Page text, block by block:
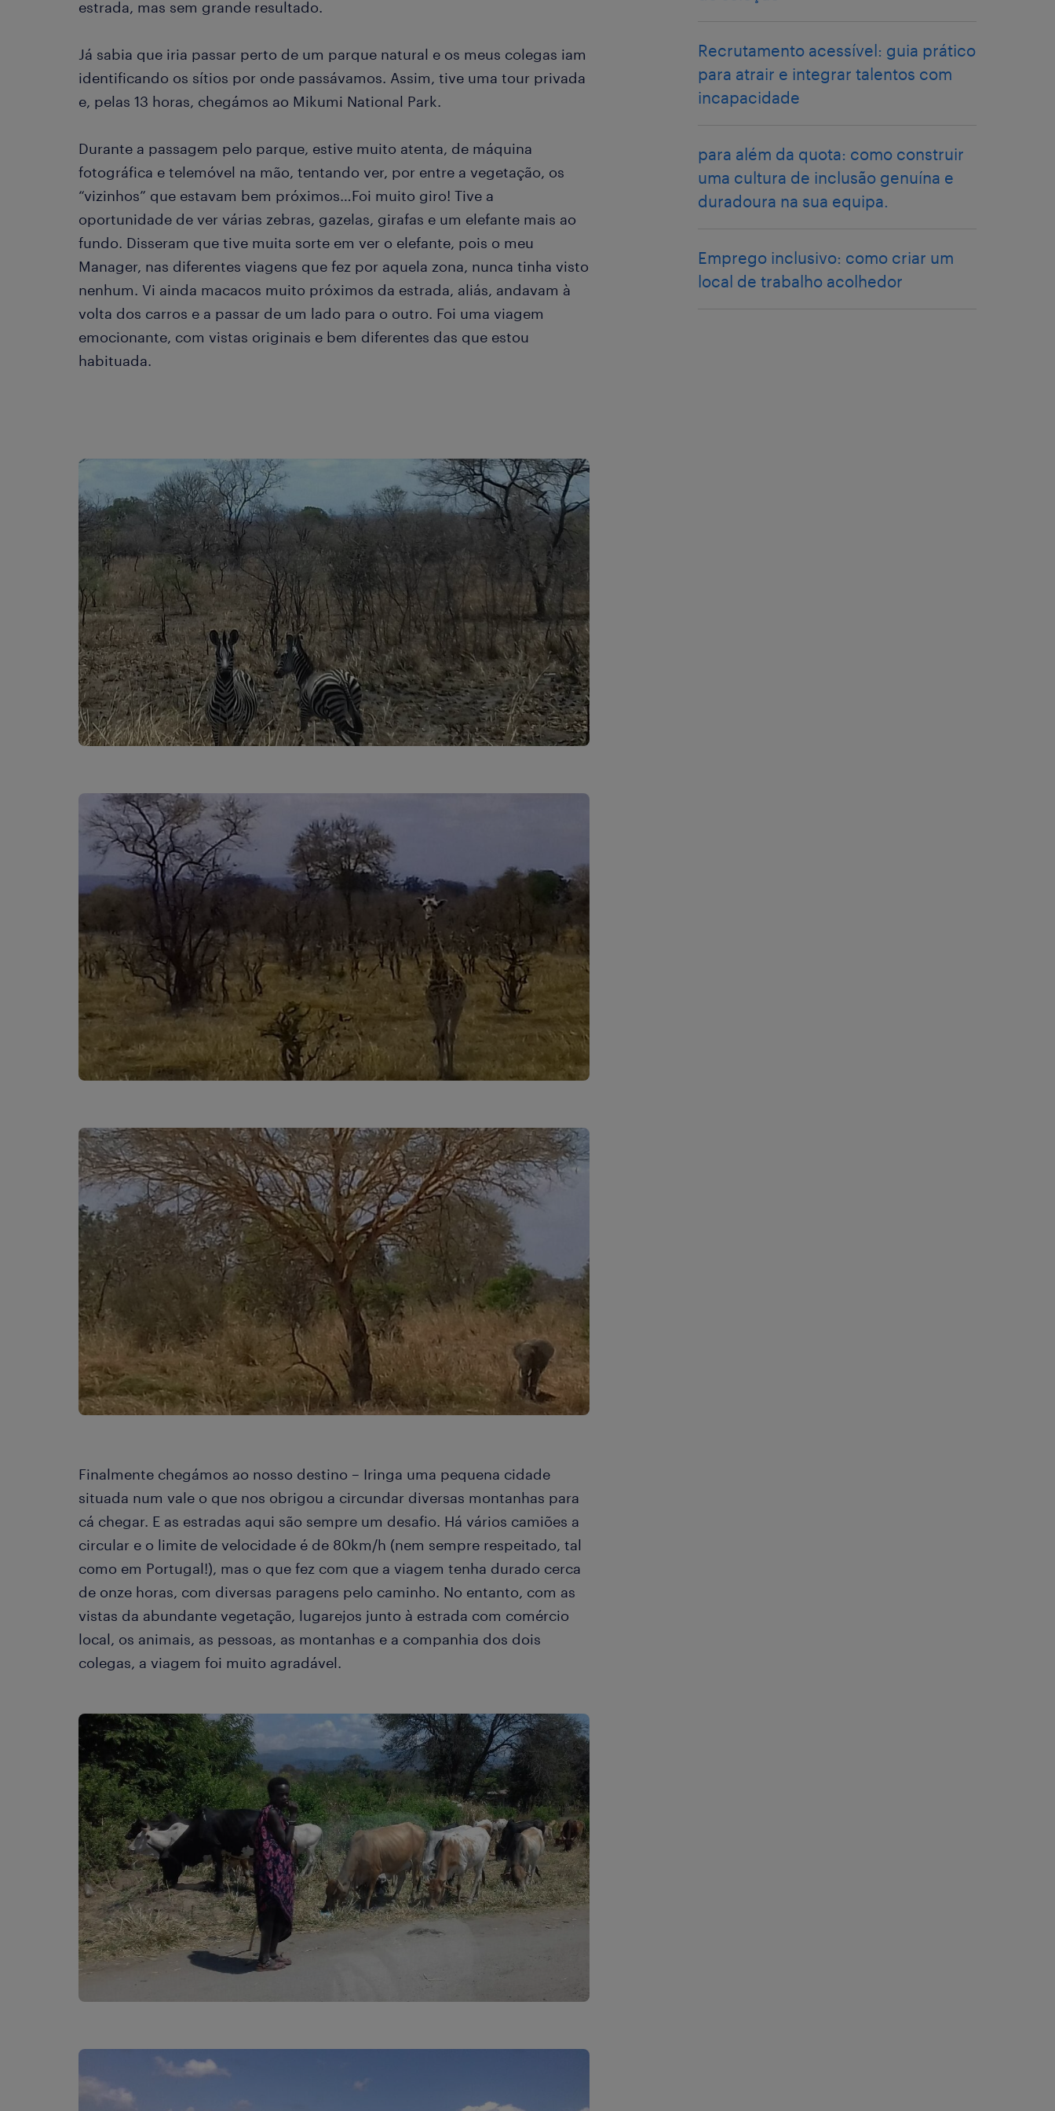
estrada, mas sem grande resultado.
Já sabia que iria passar perto de um parque natural e os meus colegas iam
identificando os sítios por onde passávamos. Assim, tive uma tour privada
e, pelas 13 horas, chegámos ao Mikumi National Park.
Durante a passagem pelo parque, estive muito atenta, de máquina
fotográfica e telemóvel na mão, tentando ver, por entre a vegetação, os
“vizinhos” que estavam bem próximos…Foi muito giro! Tive a
oportunidade de ver várias zebras, gazelas, girafas e um elefante mais ao
fundo. Disseram que tive muita sorte em ver o elefante, pois o meu
Manager, nas diferentes viagens que fez por aquela zona, nunca tinha visto
nenhum. Vi ainda macacos muito próximos da estrada, aliás, andavam à
volta dos carros e a passar de um lado para o outro. Foi uma viagem
emocionante, com vistas originais e bem diferentes das que estou
habituada.
Finalmente chegámos ao nosso destino – Iringa uma pequena cidade
situada num vale o que nos obrigou a circundar diversas montanhas para
cá chegar. E as estradas aqui são sempre um desafio. Há vários camiões a
circular e o limite de velocidade é de 80km/h (nem sempre respeitado, tal
como em Portugal!), mas o que fez com que a viagem tenha durado cerca
de onze horas, com diversas paragens pelo caminho. No entanto, com as
vistas da abundante vegetação, lugarejos junto à estrada com comércio
local, os animais, as pessoas, as montanhas e a companhia dos dois
colegas, a viagem foi muito agradável.
Recrutamento acessível: guia prático
para atrair e integrar talentos com
incapacidade
para além da quota: como construir
uma cultura de inclusão genuína e
duradoura na sua equipa.
Emprego inclusivo: como criar um
local de trabalho acolhedor